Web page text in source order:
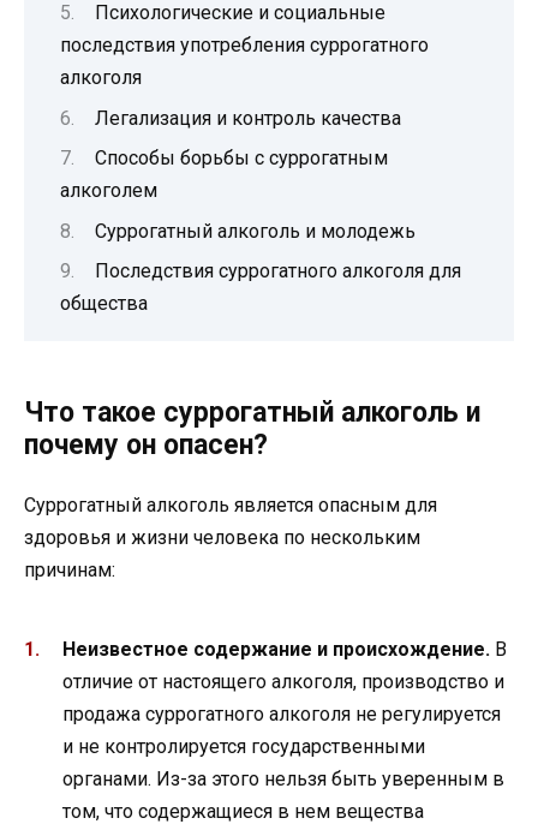
Психологические и социальные
последствия употребления суррогатного
алкоголя
Легализация и контроль качества
Способы борьбы с суррогатным
алкоголем
Суррогатный алкоголь и молодежь
Последствия суррогатного алкоголя для
общества
Что такое суррогатный алкоголь и
почему он опасен?
Суррогатный алкоголь является опасным для
здоровья и жизни человека по нескольким
причинам:
Неизвестное содержание и происхождение. В
отличие от настоящего алкоголя, производство и
продажа суррогатного алкоголя не регулируется
и не контролируется государственными
органами. Из-за этого нельзя быть уверенным в
том, что содержащиеся в нем вещества